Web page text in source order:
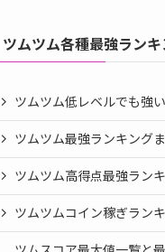
ツムツム各種最強ランキ
ツムツム低レベルでも強
ツムツム最強ランキング
ツムツム高得点最強ラン
ツムツムコイン稼ぎラン